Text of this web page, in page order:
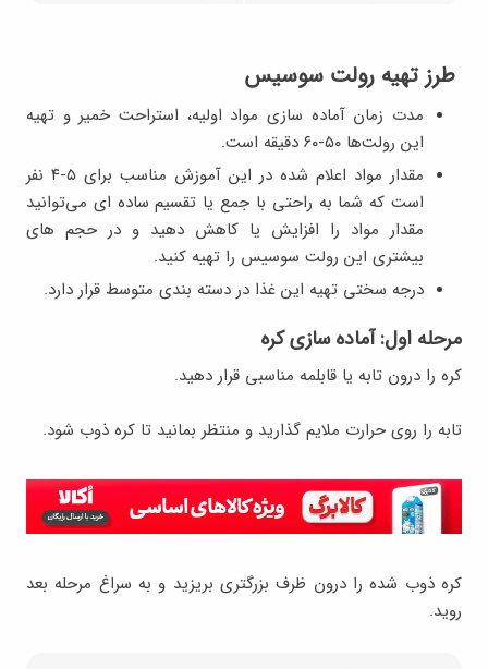
طرز تهیه رولت سوسیس
مدت زمان آماده سازی مواد اولیه، استراحت خمیر و تهیه
این رولت‌ها ۵۰-۶۰ دقیقه است.
مقدار مواد اعلام شده در این آموزش مناسب برای ۵-۴ نفر
است که شما به راحتی با جمع یا تقسیم ساده ای می‌توانید
مقدار مواد را افزایش یا کاهش دهید و در حجم های
بیشتری این رولت سوسیس را تهیه کنید.
درجه سختی تهیه این غذا در دسته بندی متوسط قرار دارد.
مرحله اول: آماده سازی کره
کره را درون تابه یا قابلمه مناسبی قرار دهید.
تابه را روی حرارت ملایم گذارید و منتظر بمانید تا کره ذوب شود.
کره ذوب شده را درون ظرف بزرگتری بریزید و به سراغ مرحله بعد
روید.